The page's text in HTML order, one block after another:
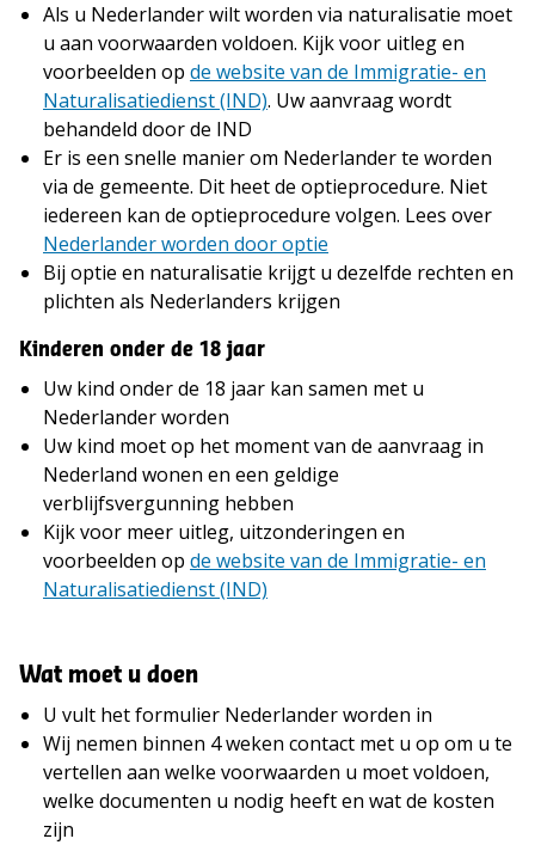
Als u Nederlander wilt worden via naturalisatie moet
u aan voorwaarden voldoen. Kijk voor uitleg en
voorbeelden op de website van de Immigratie- en
Naturalisatiedienst (IND). Uw aanvraag wordt
behandeld door de IND
Er is een snelle manier om Nederlander te worden
via de gemeente. Dit heet de optieprocedure. Niet
iedereen kan de optieprocedure volgen. Lees over
Nederlander worden door optie
Bij optie en naturalisatie krijgt u dezelfde rechten en
plichten als Nederlanders krijgen
Kinderen onder de 18 jaar
Uw kind onder de 18 jaar kan samen met u
Nederlander worden
Uw kind moet op het moment van de aanvraag in
Nederland wonen en een geldige
verblijfsvergunning hebben
Kijk voor meer uitleg, uitzonderingen en
voorbeelden op de website van de Immigratie- en
Naturalisatiedienst (IND)
Wat moet u doen
U vult het formulier Nederlander worden in
Wij nemen binnen 4 weken contact met u op om u te
vertellen aan welke voorwaarden u moet voldoen,
welke documenten u nodig heeft en wat de kosten
zijn